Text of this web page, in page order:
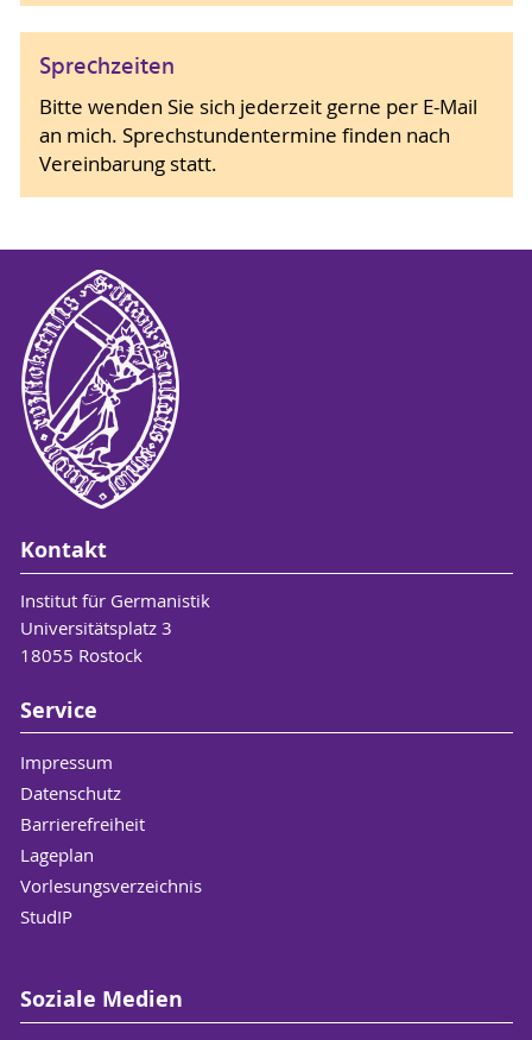
Sprechzeiten
Bitte wenden Sie sich jederzeit gerne per E-Mail
an mich. Sprechstundentermine finden nach
Vereinbarung statt.
Kontakt
Institut für Germanistik
Universitätsplatz 3
18055 Rostock
Service
Impressum
Datenschutz
Barrierefreiheit
Lageplan
Vorlesungsverzeichnis
StudIP
Soziale Medien